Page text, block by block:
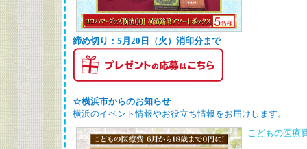
締め切り：5月20日（火）消印分まで
☆横浜市からのお知らせ
横浜のイベント情報やお役立ち情報をお届けします。
こどもの医療